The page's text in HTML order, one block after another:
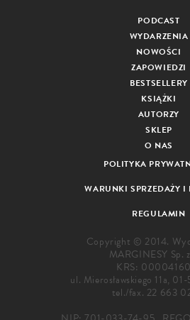
PODCAST
WYDARZENIA
NOWOŚCI
ZAPOWIEDZI
BESTSELLERY
KSIĄŻKI
AUTORZY
SKLEP
O NAS
POLITYKA
WARUNKI SPRZEDAŻY I
REGULAMIN
Copyright © 2014.
MARGINESY Sp.
KRS:
ul. Mierosławskiego 11a,
tel./fax. 22 663